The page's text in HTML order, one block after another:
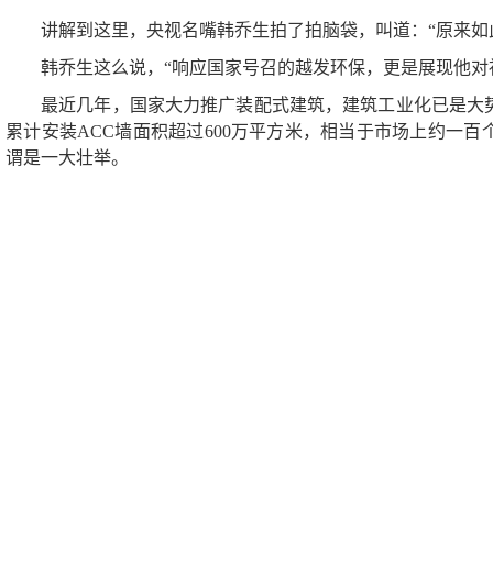
讲解到这里，央视名嘴韩乔生拍了拍脑袋，叫道：“原来如
韩乔生这么说，“响应国家号召的越发环保，更是展现他
最近几年，国家大力推广装配式建筑，建筑工业化已是
累计安装ACC墙面积超过600万平方米，相当于市场上约一
谓是一大壮举。